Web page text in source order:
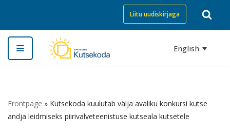
Skip
to
content
Liitu uudiskirjaga
English
Frontpage » Kutsekoda kuulutab välja avaliku konkursi kutse
andja leidmiseks piirivalveteenistuse kutseala kutsetele